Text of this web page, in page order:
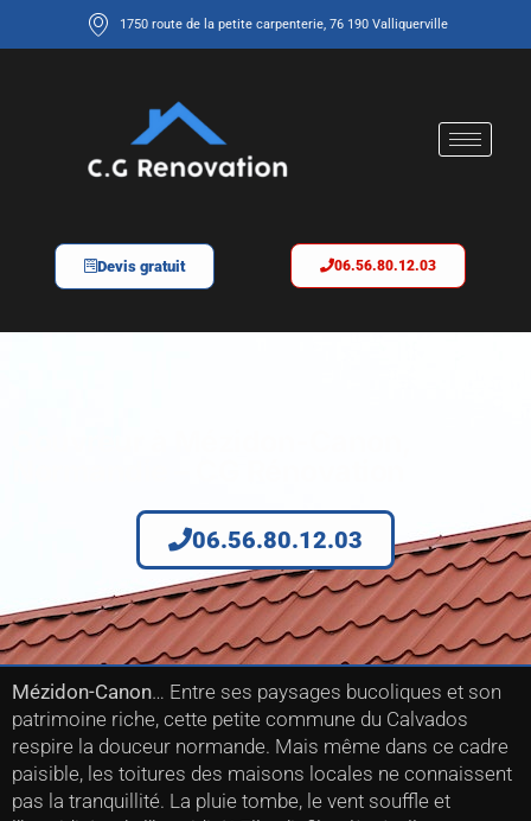
1750 route de la petite carpenterie, 76 190 Valliquerville
Devis gratuit 06.56.80.12.03
06.56.80.12.03
Mézidon-Canon… Entre ses paysages bucoliques et son
patrimoine riche, cette petite commune du Calvados
respire la douceur normande. Mais même dans ce cadre
paisible, les toitures des maisons locales ne connaissent
pas la tranquillité. La pluie tombe, le vent souffle et